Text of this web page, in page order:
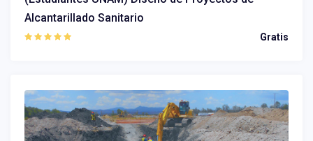
Alcantarillado Sanitario
Gratis